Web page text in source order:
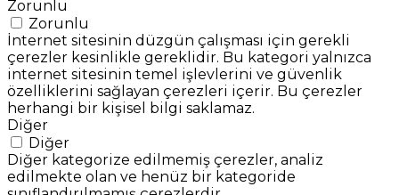
Zorunlu
Zorunlu
İnternet sitesinin düzgün çalışması için gerekli
çerezler kesinlikle gereklidir. Bu kategori yalnızca
internet sitesinin temel işlevlerini ve güvenlik
özelliklerini sağlayan çerezleri içerir. Bu çerezler
herhangi bir kişisel bilgi saklamaz.
Diğer
Diğer
Diğer kategorize edilmemiş çerezler, analiz
edilmekte olan ve henüz bir kategoride